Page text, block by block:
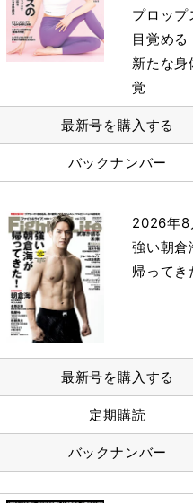
プロップ
目覚める
新たな身
覚
最新号を購入する
バックナンバー
2026年8
強い朝倉
帰ってき
最新号を購入する
定期購読
バックナンバー